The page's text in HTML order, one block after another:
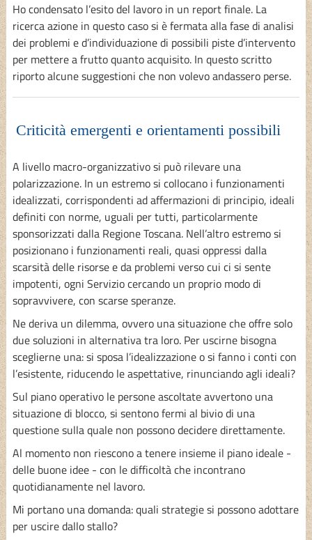
Ho condensato l’esito del lavoro in un report finale. La
ricerca azione in questo caso si è fermata alla fase di analisi
dei problemi e d’individuazione di possibili piste d’intervento
per mettere a frutto quanto acquisito. In questo scritto
riporto alcune suggestioni che non volevo andassero perse.
Criticità emergenti e orientamenti possibili
A livello macro-organizzativo si può rilevare una
polarizzazione. In un estremo si collocano i funzionamenti
idealizzati, corrispondenti ad affermazioni di principio, ideali
definiti con norme, uguali per tutti, particolarmente
sponsorizzati dalla Regione Toscana. Nell’altro estremo si
posizionano i funzionamenti reali, quasi oppressi dalla
scarsità delle risorse e da problemi verso cui ci si sente
impotenti, ogni Servizio cercando un proprio modo di
sopravvivere, con scarse speranze.
Ne deriva un dilemma, ovvero una situazione che offre solo
due soluzioni in alternativa tra loro. Per uscirne bisogna
sceglierne una: si sposa l’idealizzazione o si fanno i conti con
l’esistente, riducendo le aspettative, rinunciando agli ideali?
Sul piano operativo le persone ascoltate avvertono una
situazione di blocco, si sentono fermi al bivio di una
questione sulla quale non possono decidere direttamente.
Al momento non riescono a tenere insieme il piano ideale -
delle buone idee - con le difficoltà che incontrano
quotidianamente nel lavoro.
Mi portano una domanda: quali strategie si possono adottare
per uscire dallo stallo?